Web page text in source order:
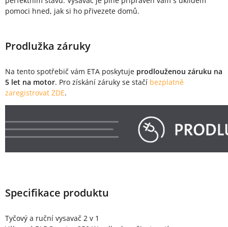
pomoci hned, jak si ho přivezete domů.
Prodlužka záruky
Na tento spotřebič vám ETA poskytuje prodlouženou záruku na
5 let na motor. Pro získání záruky se stačí bezplatně
zaregistrovat ZDE.
Specifikace produktu
Tyčový a ruční vysavač 2 v 1